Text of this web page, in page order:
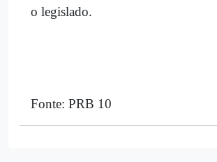
o legislado.
Fonte: PRB 10